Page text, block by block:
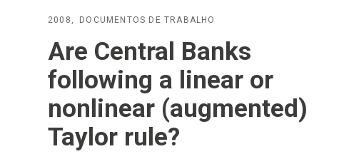
2008 DOCUMENTOS DE TRABALHO
Are Central Banks
following a linear or
nonlinear (augmented)
Taylor rule?